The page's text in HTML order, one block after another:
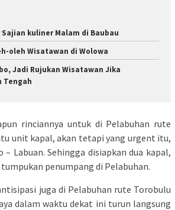
kuliner Malam di Baubau
oleh Wisatawan di Wolowa
Jadi Rujukan Wisatawan Jika
Tengah
rinciannya untuk di Pelabuhan rute
unit kapal, akan tetapi yang urgent itu,
– Labuan. Sehingga disiapkan dua kapal,
penumpang di Pelabuhan.
juga di Pelabuhan rute Torobulu
dalam waktu dekat ini turun langsung